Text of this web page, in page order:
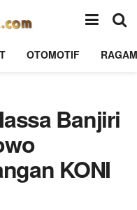
OTOMOTIF RAGAM
Banjiri
KONI